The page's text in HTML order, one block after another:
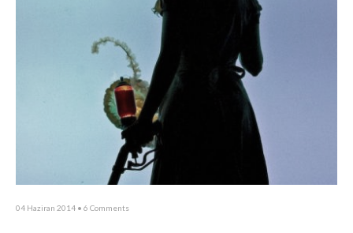
04 Haziran 2014 • 6 Comments